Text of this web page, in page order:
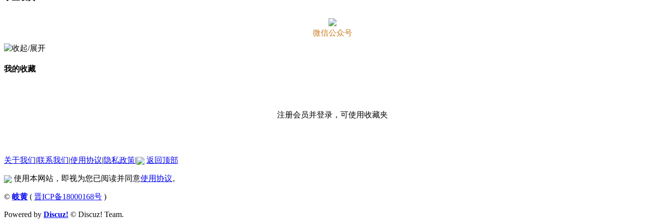
微信公众号
我的收藏
注册会员并登录，可使用收藏夹
关于我们|联系我们|使用协议|隐私政策| 返回顶部
使用本网站，即视为您已阅读并同意使用协议。
© 岐黄 ( 晋ICP备18000168号 )
Powered by Discuz! © Discuz! Team.